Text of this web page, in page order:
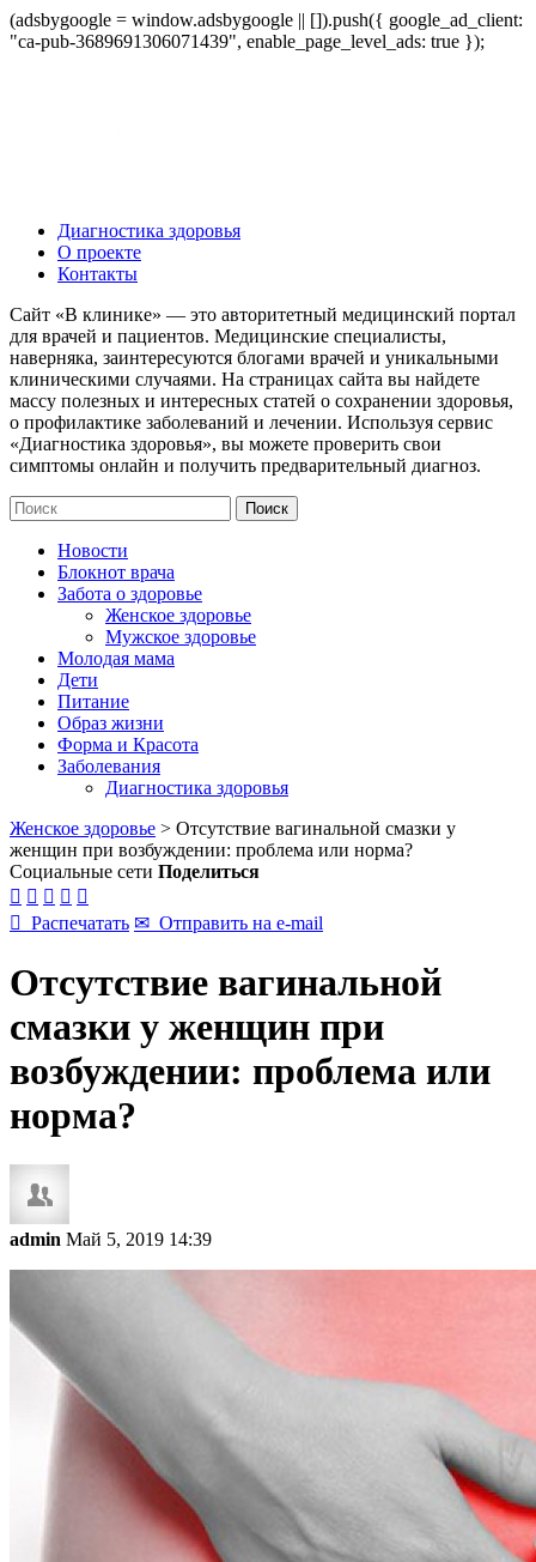
(adsbygoogle = window.adsbygoogle || []).push({ google_ad_client:
"ca-pub-3689691306071439", enable_page_level_ads: true });
Диагностика здоровья
О проекте
Контакты
Сайт «В клинике» — это авторитетный медицинский портал
для врачей и пациентов. Медицинские специалисты,
наверняка, заинтересуются блогами врачей и уникальными
клиническими случаями. На страницах сайта вы найдете
массу полезных и интересных статей о сохранении здоровья,
о профилактике заболеваний и лечении. Используя сервис
«Диагностика здоровья», вы можете проверить свои
симптомы онлайн и получить предварительный диагноз.
Новости
Блокнот врача
Забота о здоровье
Женское здоровье
Мужское здоровье
Молодая мама
Дети
Питание
Образ жизни
Форма и Красота
Заболевания
Диагностика здоровья
Женское здоровье > Отсутствие вагинальной смазки у
женщин при возбуждении: проблема или норма?
Социальные сети Поделиться
    
 Распечатать ✉ Отправить на e-mail
Отсутствие вагинальной
смазки у женщин при
возбуждении: проблема или
норма?
admin Май 5, 2019 14:39